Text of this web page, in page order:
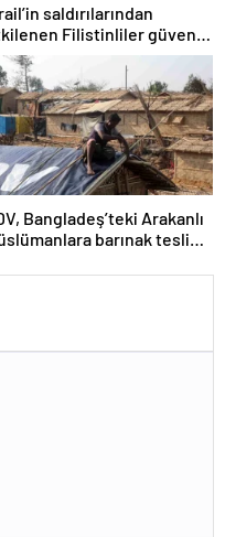
saldırılarından
Filistinliler güvenli
yuva arıyor
Bangladeş’teki Arakanlı
barınak teslim